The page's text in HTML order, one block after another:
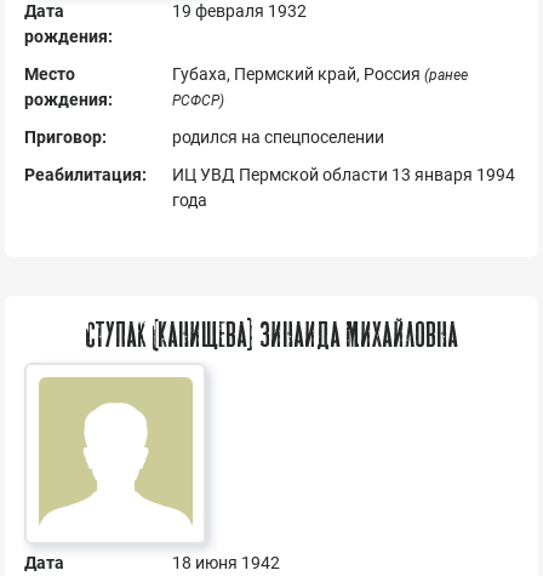
Дата
рождения:
19 февраля 1932
Место
рождения:
Губаха, Пермский край, Россия (ранее
РСФСР)
Приговор:
родился на спецпоселении
Реабилитация:
ИЦ УВД Пермской области 13 января 1994
года
Ступак (Канищева) Зинаида Михайловна
Дата
18 июня 1942